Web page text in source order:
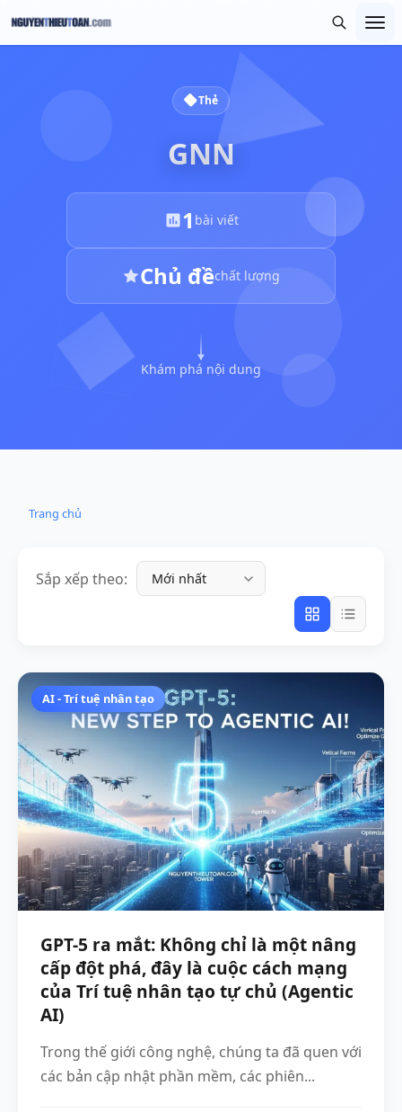
Thẻ
GNN
1 bài viết
Chủ đềchất lượng
Khám phá nội dung
Trang chủ
Sắp xếp theo:
AI - Trí tuệ nhân tạo
GPT-5 ra mắt: Không chỉ là một nâng
cấp đột phá, đây là cuộc cách mạng
của Trí tuệ nhân tạo tự chủ (Agentic
AI)
Trong thế giới công nghệ, chúng ta đã quen với
các bản cập nhật phần mềm, các phiên...